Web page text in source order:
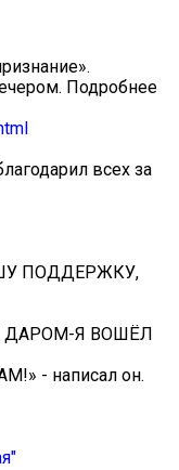
Подробнее
всех за
ПОДДЕРЖКУ,
ДАРОМ-Я ВОШЁЛ
- написал он.